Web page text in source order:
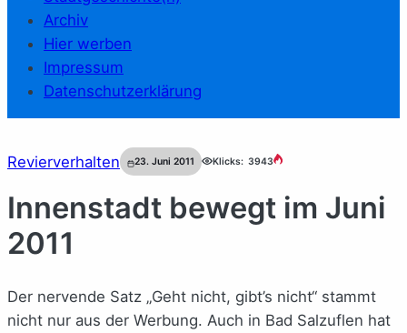
Archiv
Hier werben
Impressum
Datenschutzerklärung
Revierverhalten 23. Juni 2011 Klicks: 3943
Innenstadt bewegt im Juni
2011
Der nervende Satz „Geht nicht, gibt’s nicht“ stammt
nicht nur aus der Werbung. Auch in Bad Salzuflen hat